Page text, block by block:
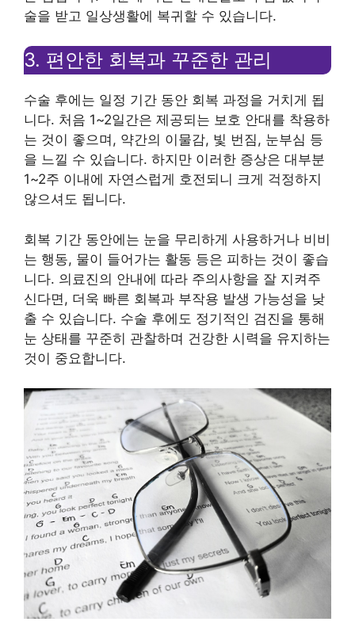
술을 받고 일상생활에 복귀할 수 있습니다.
3. 편안한 회복과 꾸준한 관리
수술 후에는 일정 기간 동안 회복 과정을 거치게 됩
니다. 처음 1~2일간은 제공되는 보호 안대를 착용하
는 것이 좋으며, 약간의 이물감, 빛 번짐, 눈부심 등
을 느낄 수 있습니다. 하지만 이러한 증상은 대부분
1~2주 이내에 자연스럽게 호전되니 크게 걱정하지
않으셔도 됩니다.
회복 기간 동안에는 눈을 무리하게 사용하거나 비비
는 행동, 물이 들어가는 활동 등은 피하는 것이 좋습
니다. 의료진의 안내에 따라 주의사항을 잘 지켜주
신다면, 더욱 빠른 회복과 부작용 발생 가능성을 낮
출 수 있습니다. 수술 후에도 정기적인 검진을 통해
눈 상태를 꾸준히 관찰하며 건강한 시력을 유지하는
것이 중요합니다.